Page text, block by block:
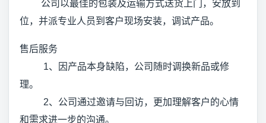
公司以最佳的包装及运输方式送货上门，安放到
位，并派专业人员到客户现场安装，调试产品。
售后服务
1、因产品本身缺陷，公司随时调换新品或修
理。
2、公司通过邀请与回访，更加理解客户的心情
和需求进一步的沟通。